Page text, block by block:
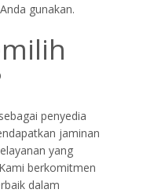
gunakan.
penyedia
jaminan
yang
berkomitmen
dalam